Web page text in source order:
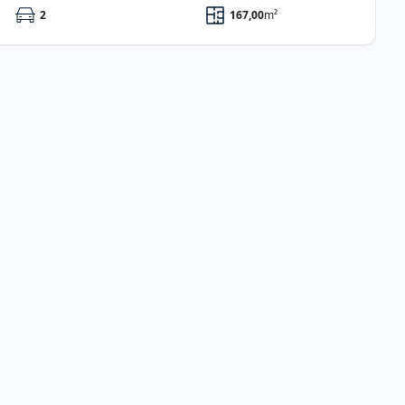
2 167,00m²